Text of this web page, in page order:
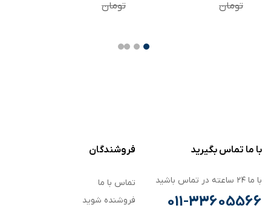
عددی
تومان
M7
تومان
با ما تماس بگیرید
با ما ۲۴ ساعته در تماس باشید
011-33605566
فروشندگان
تماس با ما
فروشنده شوید